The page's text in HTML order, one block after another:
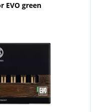
EVO green